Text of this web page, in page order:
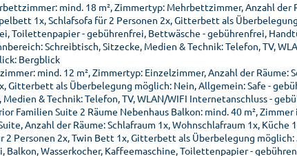
mind. 18 m², Zimmertyp: Mehrbettzimmer, Anzahl der
1x, Schlafsofa für 2 Personen 2x, Gitterbett als
Toilettenpapier - gebührenfrei, Bettwäsche - gebührenfrei,
Schreibtisch, Sitzecke, Medien & Technik: Telefon, TV,
Bergblick
mind. 12 m², Zimmertyp: Einzelzimmer, Anzahl der Räume:
Gitterbett als Überbelegung möglich: Nein, Allgemein: Safe -
& Technik: Telefon, TV, WLAN/WIFI Internetanschluss -
Familien Suite 2 Räume Nebenhaus Balkon: mind. 40 m²,
Anzahl der Räume: Schlafraum 1x, Wohnschlafraum 1x,
2 Personen 2x, Twin Bett 1x, Gitterbett als Überbelegung
Balkon, Wasserkocher, Kaffeemaschine, Toilettenpapier -